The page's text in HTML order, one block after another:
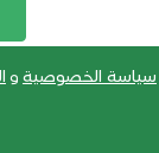
سياسة الخصوصية و